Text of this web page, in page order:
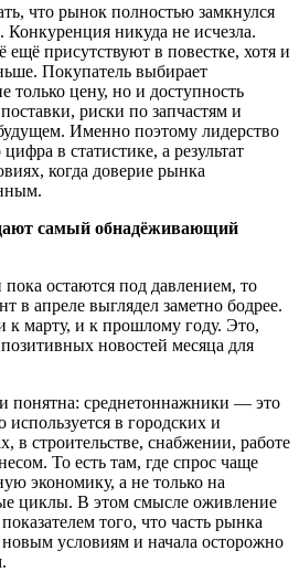
что рынок полностью замкнулся
Конкуренция никуда не исчезла.
присутствуют в повестке, хотя и
Покупатель выбирает
только цену, но и доступность
риски по запчастям и
Именно поэтому лидерство
в статистике, а результат
когда доверие рынка
самый обнадёживающий
остаются под давлением, то
в апреле выглядел заметно бодрее.
к марту, и к прошлому году. Это,
новостей месяца для
понятна: среднетоннажники — это
используется в городских и
в строительстве, снабжении, работе
То есть там, где спрос чаще
экономику, а не только на
циклы. В этом смысле оживление
того, что часть рынка
новым условиям и начала осторожно